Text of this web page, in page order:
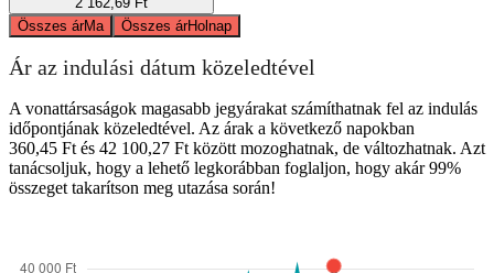
Összes árMa Összes árHolnap
Ár az indulási dátum közeledtével
A vonattársaságok magasabb jegyárakat számíthatnak fel az indulás
időpontjának közeledtével. Az árak a következő napokban
360,45 Ft és 42 100,27 Ft között mozoghatnak, de változhatnak. Azt
tanácsoljuk, hogy a lehető legkorábban foglaljon, hogy akár 99%
összeget takarítson meg utazása során!